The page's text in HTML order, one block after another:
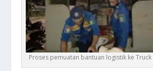
Proses pemuatan bantuan logistik ke Truck